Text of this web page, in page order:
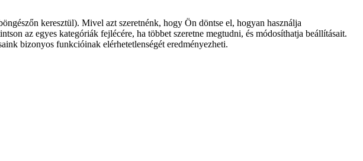
keresztül). Mivel azt szeretnénk, hogy Ön döntse el, hogyan használja
az egyes kategóriák fejlécére, ha többet szeretne megtudni, és módosíthatja beállításait.
bizonyos funkcióinak elérhetetlenségét eredményezheti.